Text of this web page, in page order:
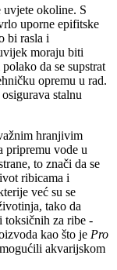
okoline. S
uporne epifitske
bi rasla i
moraju biti
da se supstrat
opremu u rad.
stalnu
hranjivim
pripremu vode u
to znači da se
ribicama i
već su se
tako da
toksičnih za ribe -
kao što je Pro
akvarijskom